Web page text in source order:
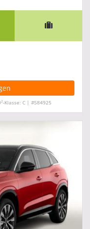
2-Klasse: C | #584925